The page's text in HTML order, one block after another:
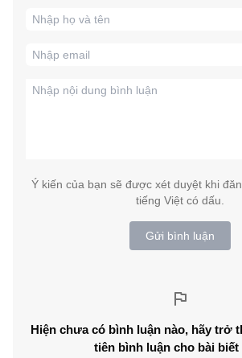
Ý kiến của bạn sẽ được xét duyệt khi
tiếng Việt có dấu.
Gửi bình luận
Hiện chưa có bình luận nào, hãy trở
tiên bình luận cho bài biết